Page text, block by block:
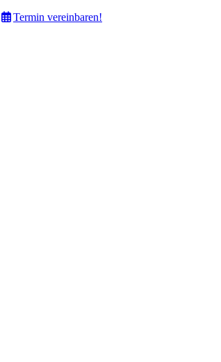
Termin vereinbaren!